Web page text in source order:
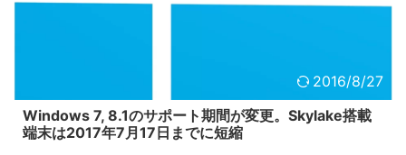
2016/8/27
Windows 7, 8.1のサポート期間が変更。Skylake搭載
端末は2017年7月17日までに短縮